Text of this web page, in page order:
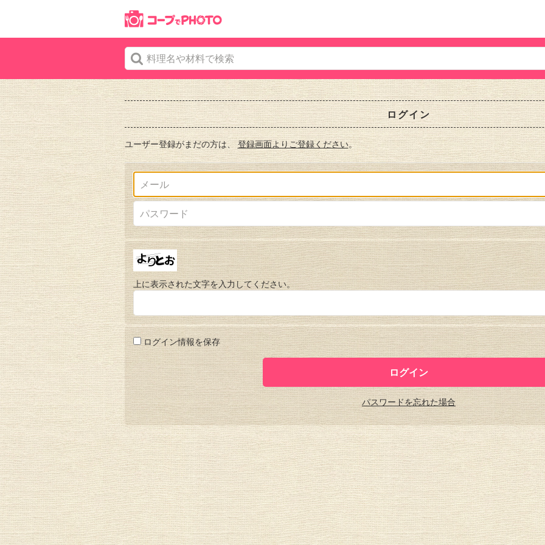
ログイン
ユーザー登録がまだの方は、登録画面よりご登録ください。
上に表示された文字を入力してください。
ログイン情報を保存
パスワードを忘れた場合